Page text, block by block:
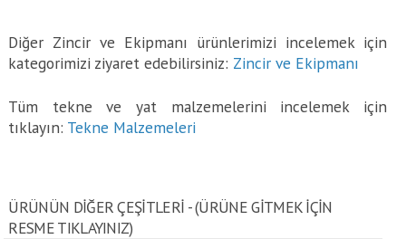
Diğer Zincir ve Ekipmanı ürünlerimizi incelemek için
kategorimizi ziyaret edebilirsiniz: Zincir ve Ekipmanı
Tüm tekne ve yat malzemelerini incelemek için
tıklayın: Tekne Malzemeleri
ÜRÜNÜN DİĞER ÇEŞİTLERİ - (ÜRÜNE GITMEK IÇIN
RESME TIKLAYINIZ)